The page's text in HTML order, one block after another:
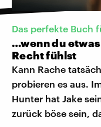
Das perfekte Buch
…wenn du
Recht fühlst
Kann Rache
probieren es aus.
Hunter hat Jake
zurück böse sein,